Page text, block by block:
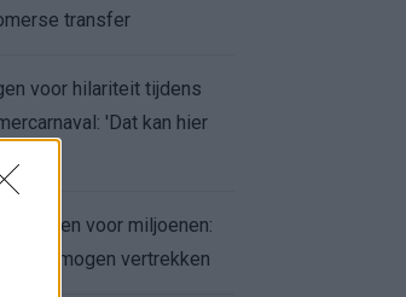
transfer
voor hilariteit tijdens
'Dat kan hier
open voor miljoenen:
mogen vertrekken